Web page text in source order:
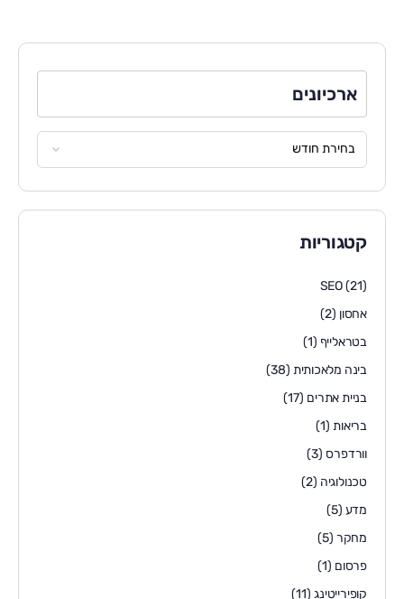
ארכיונים
קטגוריות
SEO(21)
אחסון (2)
בטראלייף (1)
בינה מלאכותית (38)
בניית אתרים (17)
בריאות(1)
וורדפרס (3)
טכנולוגיה (2)
מדע (5)
מחקר (5)
פרסום (1)
קופירייטינג(11)